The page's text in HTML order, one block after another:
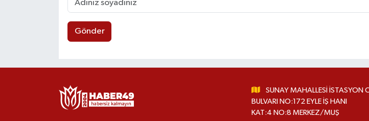
Gönder
SUNAY MAHALLESİ İSTASYON
BULVARI NO:172 EYLE İŞ HANI
KAT:4 NO:8 MERKEZ/MUŞ